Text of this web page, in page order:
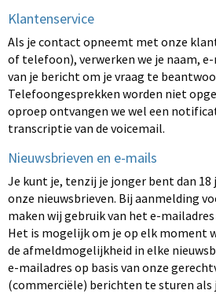
Klantenservice
Als je contact opneemt met onze
of telefoon), verwerken we je naam,
van je bericht om je vraag te
Telefoongesprekken worden niet
oproep ontvangen we wel een
transcriptie van de voicemail.
Nieuwsbrieven en e-mails
Je kunt je, tenzij je jonger bent dan 18
onze nieuwsbrieven. Bij aanmelding
maken wij gebruik van het e-
Het is mogelijk om je op elk moment
de afmeldmogelijkheid in elke
e-mailadres op basis van onze
(commerciële) berichten te sturen als